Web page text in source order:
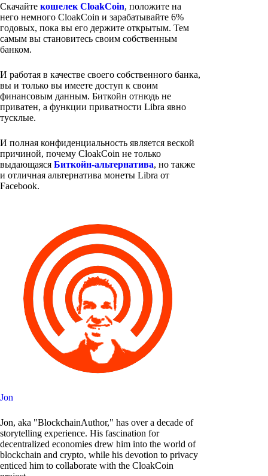
Скачайте кошелек CloakCoin, положите на
него немного CloakCoin и зарабатывайте 6%
годовых, пока вы его держите открытым. Тем
самым вы становитесь своим собственным
банком.
И работая в качестве своего собственного банка,
вы и только вы имеете доступ к своим
финансовым данным. Биткойн отнюдь не
приватен, а функции приватности Libra явно
тусклые.
И полная конфиденциальность является веской
причиной, почему CloakCoin не только
выдающаяся Биткойн-альтернатива, но также
и отличная альтернатива монеты Libra от
Facebook.
Jon
Jon, aka "BlockchainAuthor," has over a decade of
storytelling experience. His fascination for
decentralized economies drew him into the world of
blockchain and crypto, while his devotion to privacy
enticed him to collaborate with the CloakCoin